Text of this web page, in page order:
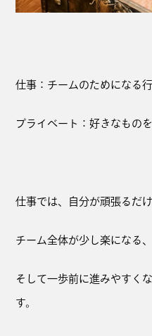
仕事：チームのためになる
プライベート：好きなもの
仕事では、自分が頑張るだけ
チーム全体が少し楽になる、
そして一歩前に進みやすく
す。